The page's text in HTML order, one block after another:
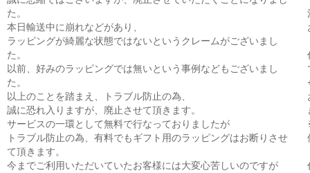
た。
本日輸送中に崩れなどがあり、
ラッピングが綺麗な状態ではないというクレームがございまし
た。
以前、好みのラッピングでは無いという事例などもございまし
た。
以上のことを踏まえ、トラブル防止の為、
誠に恐れ入りますが、廃止させて頂きます。
サービスの一環として無料で行なっておりましたが
トラブル防止の為、有料でもギフト用のラッピングはお断りさせ
て頂きます。
今までご利用いただいていたお客様には大変心苦しいのですが